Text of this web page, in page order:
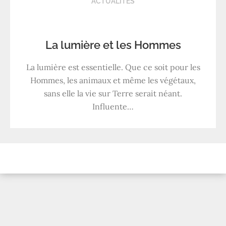
La lumière et les Hommes
La lumière est essentielle. Que ce soit pour les
Hommes, les animaux et même les végétaux,
sans elle la vie sur Terre serait néant.
Influente…